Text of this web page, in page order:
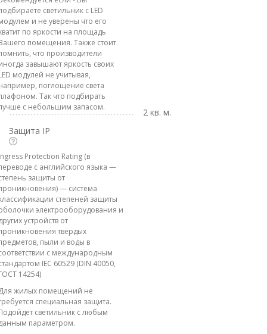
светильник с LED
и не уверены что его
по яркости на площадь
помещения. Также стоит
что производители
завышают яркость своих
модулей не учитывая,
поглощение света
Так что подбирать
с небольшим запасом.
2 кв. м.
Защита IP
Protection Rating (в
с английского языка —
защиты от
— система
степеней защиты
электрооборудования и
устройств от
твёрдых
пыли и воды в
с международным
IEC 60529 (DIN 40050,
14254)
жилых помещений не
специальная защита.
светильник с любым
параметром.